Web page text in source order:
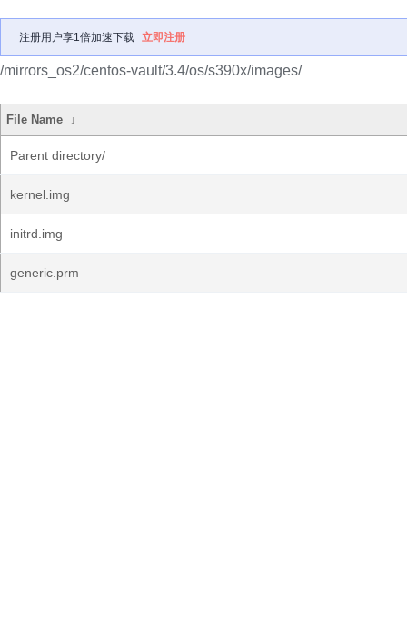
注册用户享1倍加速下载 立即注册
/mirrors_os2/centos-vault/3.4/os/s390x/images/
File Name ↓
Parent directory/
kernel.img
initrd.img
generic.prm